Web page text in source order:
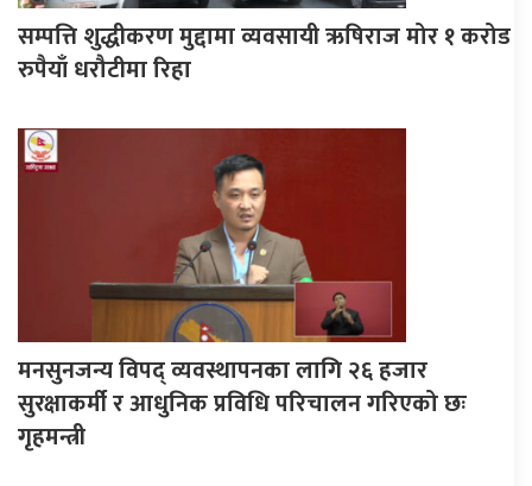
सम्पत्ति शुद्धीकरण मुद्दामा व्यवसायी ऋषिराज मोर १ करोड
रुपैयाँ धरौटीमा रिहा
मनसुनजन्य विपद् व्यवस्थापनका लागि २६ हजार
सुरक्षाकर्मी र आधुनिक प्रविधि परिचालन गरिएको छः
गृहमन्त्री